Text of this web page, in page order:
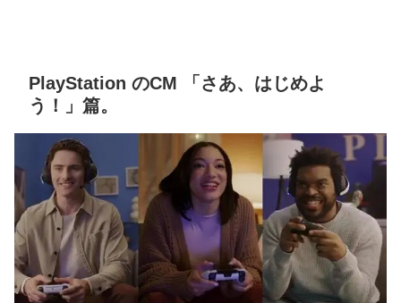
PlayStation のCM 「さあ、はじめよ
う！」篇。